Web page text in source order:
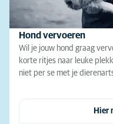
Hond vervoeren
Wil je jouw hond graag
korte ritjes naar leuke
niet per se met je
Hier